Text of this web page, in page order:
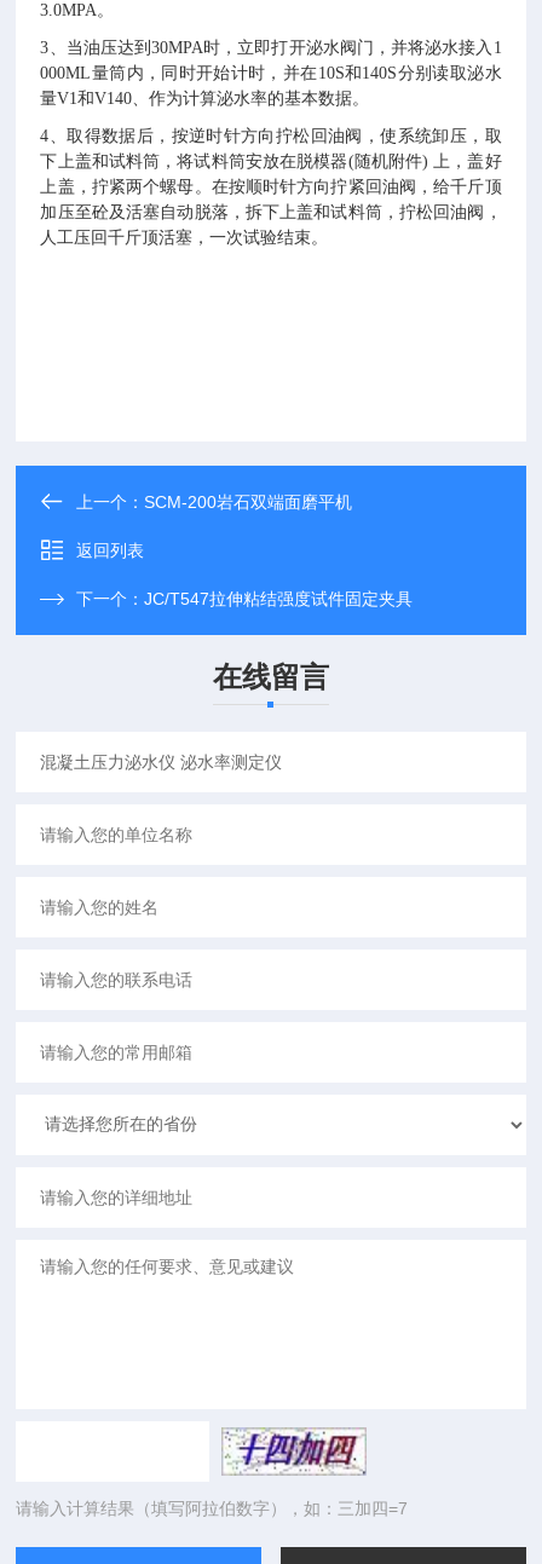
3.0MPA。
3、当油压达到30MPA时，立即打开泌水阀门，并将泌水接入1
000ML量筒内，同时开始计时，并在10S和140S分别读取泌水
量V1和V140、作为计算泌水率的基本数据。
4、取得数据后，按逆时针方向拧松回油阀，使系统卸压，取
下上盖和试料筒，将试料筒安放在脱模器(随机附件) 上，盖好
上盖，拧紧两个螺母。在按顺时针方向拧紧回油阀，给千斤顶
加压至砼及活塞自动脱落，拆下上盖和试料筒，拧松回油阀，
人工压回千斤顶活塞，一次试验结束。
上一个：SCM-200岩石双端面磨平机
返回列表
下一个：JC/T547拉伸粘结强度试件固定夹具
在线留言
请输入计算结果（填写阿拉伯数字），如：三加四=7